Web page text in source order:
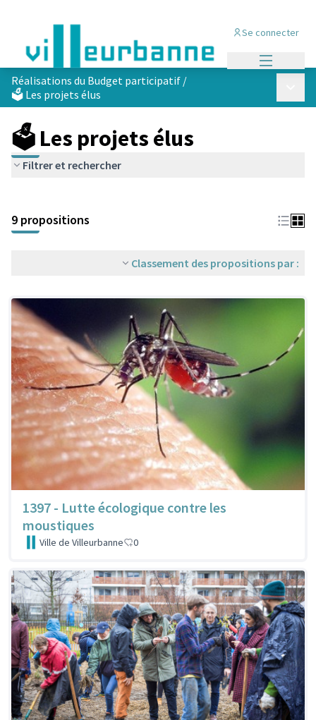
Se connecter
Réalisations du Budget participatif /
🗳️ Les projets élus
🗳️ Les projets élus
Filtrer et rechercher
+
−
9 propositions
Classement des propositions par :
1397 - Lutte écologique contre les
moustiques
Ville de Villeurbanne 0